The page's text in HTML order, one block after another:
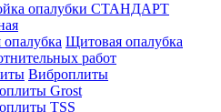
опалубки СТАНДАРТ
Щитовая опалубка
работ
Виброплиты
Grost
TSS